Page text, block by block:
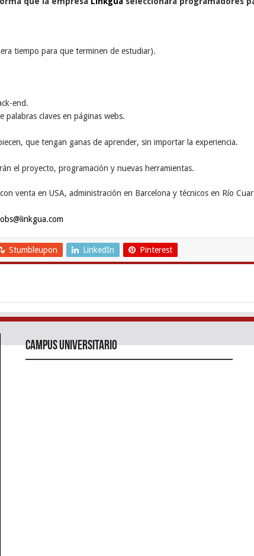
tiempo para que terminen de estudiar).
end.
claves en páginas webs.
que tengan ganas de aprender, sin importar la experiencia.
el proyecto, programación y nuevas herramientas.
venta en USA, administración en Barcelona y técnicos en Río
Stumbleupon LinkedIn Pinterest
Campus universitario